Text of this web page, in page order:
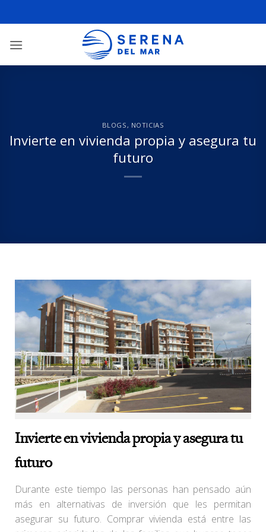
BLOGS, NOTICIAS
Invierte en vivienda propia y asegura tu
futuro
Invierte en vivienda propia y asegura tu
futuro
Durante este tiempo las personas han pensado aún
más en alternativas de inversión que les permitan
asegurar su futuro. Comprar vivienda está entre las